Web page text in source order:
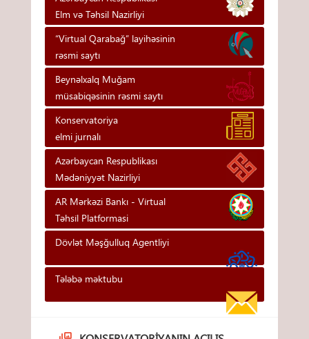
Elm və Təhsil Nazirliyi
“Virtual Qarabağ” layihəsinin
rəsmi saytı
Beynəlxalq Muğam
müsabiqəsinin rəsmi saytı
Konservatoriya
elmi jurnalı
Azərbaycan Respublikası
Mədəniyyət Nazirliyi
AR Mərkəzi Bankı - Vi̇rtual
Təhsi̇l Platformasi
Dövlət Məşğulluq Agentliyi
Tələbə məktubu